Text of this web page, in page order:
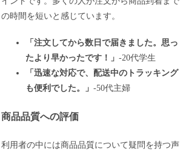
の時間を短いと感じています。
「注文してから数日で届きました。思っ
たより早かったです！」-20代学生
「迅速な対応で、配送中のトラッキング
も便利でした。」-50代主婦
商品品質への評価
利用者の中には商品品質について疑問を持つ声